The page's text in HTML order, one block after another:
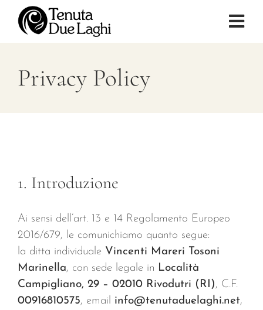
Salta
VILLA
ESPERIENZE E ATTIVITÀ
CONTATTI
Privacy Policy
1. Introduzione
Ai sensi dell’art. 13 e 14 Regolamento Europeo
2016/679, le comunichiamo quanto segue:
la ditta individuale Vincenti Mareri Tosoni
Marinella, con sede legale in Località
Campigliano, 29 – 02010 Rivodutri (RI), C.F.
00916810575, email info@tenutaduelaghi.net,